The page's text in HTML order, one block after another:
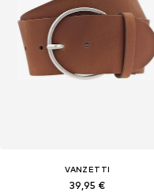
VANZETTI
39,95 €